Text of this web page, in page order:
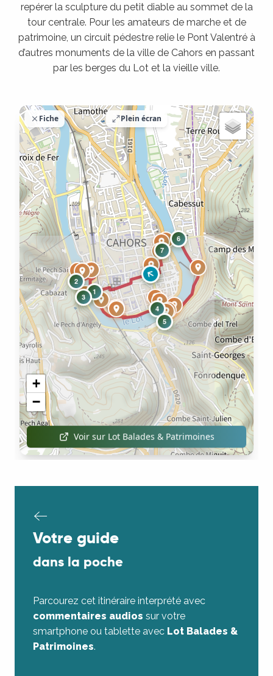
repérer la sculpture du petit diable au sommet de la
tour centrale. Pour les amateurs de marche et de
patrimoine, un circuit pédestre relie le Pont Valentré à
d’autres monuments de la ville de Cahors en passant
par les berges du Lot et la vieille ville.
Votre guide
dans la poche
Parcourez cet itinéraire interprété avec
commentaires audios sur votre
smartphone ou tablette avec Lot Balades &
Patrimoines.